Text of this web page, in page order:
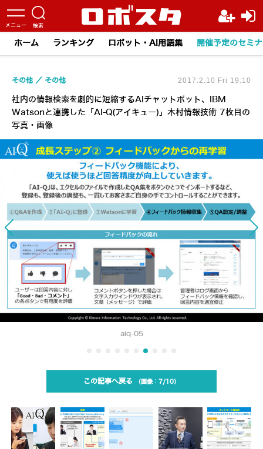
ホーム ランキング ロボット・AI用語集 開催予定のセミ
社内の情報検索を劇的に短縮するAIチャットボット、IBM
Watsonと連携した「AI-Q(アイキュー)」木村情報技術 7枚目の
写真・画像
その他 その他 2017.2.10 Fri 19:10
aiq-05
この記事へ戻る 7/10